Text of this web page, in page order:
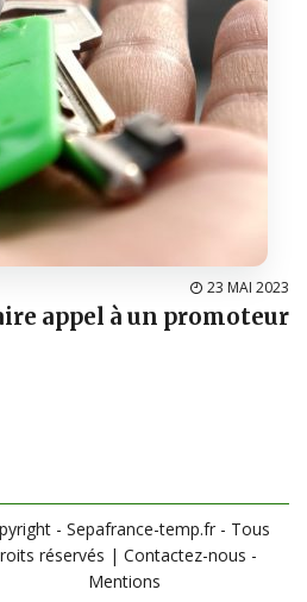
23 MAI 2023
appel à un promoteur
- Sepafrance-temp.fr - Tous
réservés | Contactez-nous -
Mentions